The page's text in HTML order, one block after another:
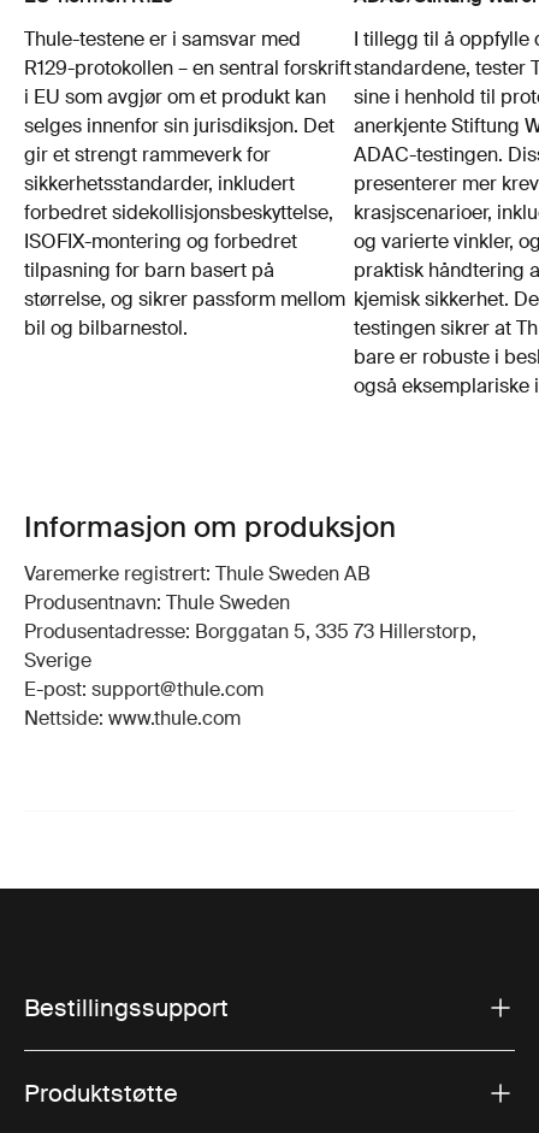
Thule-testene er i samsvar med
R129-protokollen – en sentral forskrift
i EU som avgjør om et produkt kan
selges innenfor sin jurisdiksjon. Det
gir et strengt rammeverk for
sikkerhetsstandarder, inkludert
forbedret sidekollisjonsbeskyttelse,
ISOFIX-montering og forbedret
tilpasning for barn basert på
størrelse, og sikrer passform mellom
bil og bilbarnestol.
I tillegg til å oppfylle
standardene, tester
sine i henhold til
anerkjente Stiftung
ADAC-testingen.
presenterer mer
krasjscenarioer,
og varierte vinkler,
praktisk håndtering
kjemisk sikkerhet.
testingen sikrer at
bare er robuste i
også eksemplariske
Informasjon om produksjon
Varemerke registrert: Thule Sweden AB
Produsentnavn: Thule Sweden
Produsentadresse: Borggatan 5, 335 73 Hillerstorp,
Sverige
E-post: support@thule.com
Nettside: www.thule.com
Bestillingssupport
Produktstøtte